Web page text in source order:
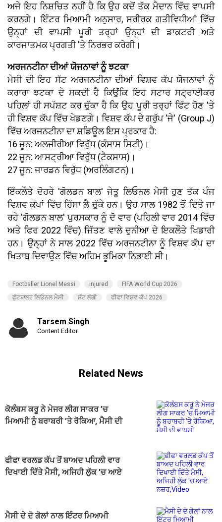
ਅਜੇ ਇਹ ਨਿਸ਼ਚਿਤ ਨਹੀਂ ਹੈ ਕਿ ਉਹ ਕਦੋਂ ਤੱਕ ਮੈਦਾਨ ਵਿੱਚ ਵਾਪਸੀ
ਕਰਨਗੇ। ਇੰਟਰ ਮਿਆਮੀ ਅਨੁਸਾਰ, ਸਰੀਰਕ ਗਤੀਵਿਧੀਆਂ ਵਿੱਚ
ਉਨ੍ਹਾਂ ਦੀ ਵਾਪਸੀ ਪੂਰੀ ਤਰ੍ਹਾਂ ਉਨ੍ਹਾਂ ਦੀ ਡਾਕਟਰੀ ਅਤੇ
ਕਾਰਜਾਤਮਕ ਪ੍ਰਗਤੀ 'ਤੇ ਨਿਰਭਰ ਕਰੇਗੀ।
ਅਰਜਨਟੀਨਾ ਦੀਆਂ ਯੋਜਨਾਵਾਂ ਨੂੰ ਝਟਕਾ
ਮੇਸੀ ਦੀ ਇਹ ਸੱਟ ਅਰਜਨਟੀਨਾ ਦੀਆਂ ਵਿਸ਼ਵ ਕੱਪ ਯੋਜਨਾਵਾਂ ਨੂੰ
ਕਰਾਰਾ ਝਟਕਾ ਦੇ ਸਕਦੀ ਹੈ ਕਿਉਂਕਿ ਇਹ ਸਟਾਰ ਸਟ੍ਰਾਈਕਰ
ਪਹਿਲਾਂ ਹੀ ਸਪੱਸ਼ਟ ਕਰ ਚੁੱਕਾ ਹੈ ਕਿ ਉਹ ਪੂਰੀ ਤਰ੍ਹਾਂ ਫਿੱਟ ਹੋਣ 'ਤੇ
ਹੀ ਵਿਸ਼ਵ ਕੱਪ ਵਿੱਚ ਖੇਡਣਗੇ। ਵਿਸ਼ਵ ਕੱਪ ਦੇ ਗਰੁੱਪ 'ਜੇ' (Group J)
ਵਿੱਚ ਅਰਜਨਟੀਨਾ ਦਾ ਸ਼ਡਿਊਲ ਇਸ ਪ੍ਰਕਾਰ ਹੈ:
16 ਜੂਨ: ਅਲਜੀਰੀਆ ਵਿਰੁੱਧ (ਕੰਸਾਸ ਸਿਟੀ)।
22 ਜੂਨ: ਆਸਟ੍ਰੀਆ ਵਿਰੁੱਧ (ਟੈਕਸਾਸ)।
27 ਜੂਨ: ਜਾਰਡਨ ਵਿਰੁੱਧ (ਅਰਲਿੰਗਟਨ)।
ਇੱਕਲੌਤੇ ਦੋਹਰੇ 'ਗੋਲਡਨ ਬਾਲ' ਜੇਤੂ ਲਿਓਨਲ ਮੇਸੀ ਹੁਣ ਤੱਕ ਪੰਜ
ਵਿਸ਼ਵ ਕੱਪਾਂ ਵਿੱਚ ਹਿੱਸਾ ਲੈ ਚੁੱਕੇ ਹਨ। ਉਹ ਸਾਲ 1982 ਤੋਂ ਦਿੱਤੇ ਜਾ
ਰਹੇ 'ਗੋਲਡਨ ਬਾਲ' ਪੁਰਸਕਾਰ ਨੂੰ ਦੋ ਵਾਰ (ਪਹਿਲੀ ਵਾਰ 2014 ਵਿੱਚ
ਅਤੇ ਫਿਰ 2022 ਵਿੱਚ) ਜਿੱਤਣ ਵਾਲੇ ਦੁਨੀਆ ਦੇ ਇਕਲੌਤੇ ਖਿਡਾਰੀ
ਹਨ। ਉਨ੍ਹਾਂ ਨੇ ਸਾਲ 2022 ਵਿੱਚ ਅਰਜਨਟੀਨਾ ਨੂੰ ਵਿਸ਼ਵ ਕੱਪ ਦਾ
ਖਿਤਾਬ ਦਿਵਾਉਣ ਵਿੱਚ ਅਹਿਮ ਭੂਮਿਕਾ ਨਿਭਾਈ ਸੀ।
Footballer Lionel Messi injured
FIFA World Cup 2026
ਫੁੱਟਬਾਲਰ ਲਿਓਨਲ ਮੈਸੀ
ਸੱਟ ਲੱਗੀ ਫੀਫਾ ਵਿਸ਼ਵ ਕੱਪ 2026
Tarsem Singh
Content Editor
Related News
ਕੋਲੰਬਸ ਕਰੂ ਨੇ ਮੇਜਰ ਲੀਗ ਸਾਕਰ ’ਚ
ਮਿਆਮੀ ਨੂੰ ਬਰਾਬਰੀ ’ਤੇ ਰੋਕਿਆ, ਮੈਸੀ ਦੀ
ਫੀਫਾ ਵਰਲਡ ਕੱਪ ਤੋਂ ਬਾਅਦ ਪਹਿਲੀ ਵਾਰ
ਦਿਖਾਈ ਦਿੱਤੇ ਮੈਸੀ, ਅਜਿਹੀ ਲੁੱਕ 'ਚ ਆਏ
ਮੈਸੀ ਦੇ ਦੋ ਗੋਲਾਂ ਨਾਲ ਇੰਟਰ ਮਿਆਮੀ